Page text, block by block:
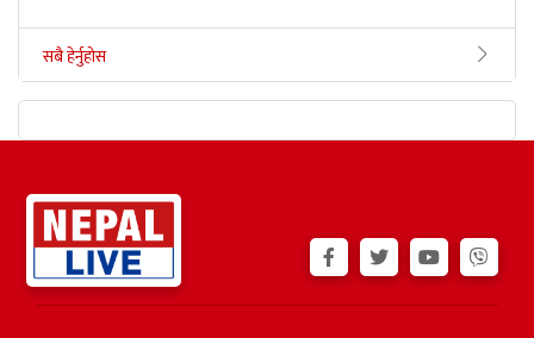
सबै हेर्नुहोस